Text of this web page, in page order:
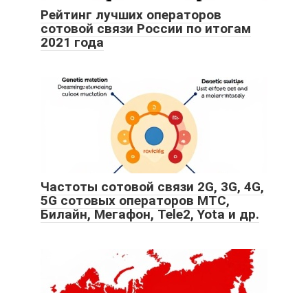
Рейтинг лучших операторов
сотовой связи России по итогам
2021 года
Частоты сотовой связи 2G, 3G, 4G,
5G сотовых операторов МТС,
Билайн, Мегафон, Tele2, Yota и др.